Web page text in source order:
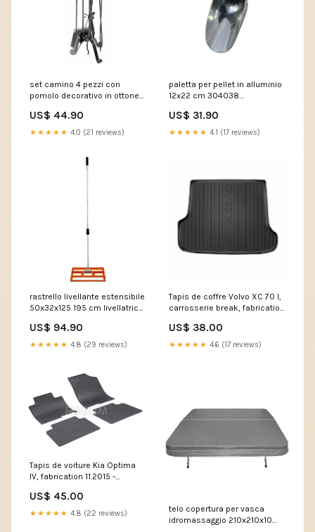
set camino 4 pezzi con
pomolo decorativo in ottone
martellato 304048 A1-
LNEW010492
US$ 44.90
★★★★★ 4.0 (21 reviews)
paletta per pellet in alluminio
12x22 cm 304038
US$ 31.90
★★★★★ 4.1 (17 reviews)
rastrello livellante estensibile
50x32x125 195 cm livellatrice
VE1621AGUE031-SR
US$ 94.90
★★★★★ 4.8 (29 reviews)
Tapis de coffre Volvo XC 70 I,
carrosserie break, fabrication
et modèles avec système de
navigation en option |
US$ 38.00
★★★★★ 4.6 (17 reviews)
Tapis de voiture Kia Optima
IV, fabrication 11.2015 -
903560 Golf
US$ 45.00
★★★★★ 4.8 (22 reviews)
telo copertura per vasca
idromassaggio 210x210x10